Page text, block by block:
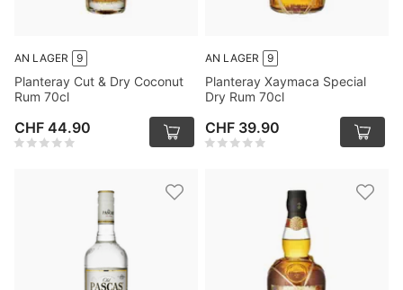
AN LAGER 9
Planteray Cut & Dry Coconut
Rum 70cl
CHF 44.90
AN LAGER 9
Planteray Xaymaca Special
Dry Rum 70cl
CHF 39.90